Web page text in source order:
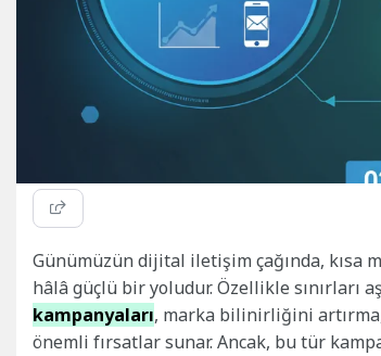
Günümüzün dijital iletişim çağında, kısa
hâlâ güçlü bir yoludur. Özellikle sınırları
kampanyaları, marka bilinirliğini
önemli fırsatlar sunar. Ancak, bu tür